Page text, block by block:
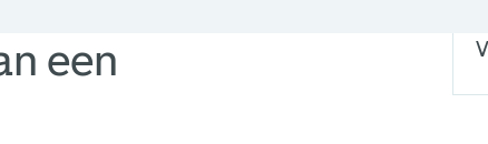
een